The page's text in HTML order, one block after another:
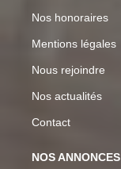
Nos honoraires
Mentions légales
Nous rejoindre
Nos actualités
Contact
NOS ANNONCES